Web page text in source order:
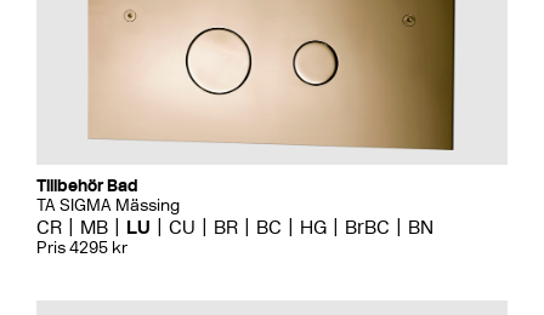
Tillbehör Bad
TA SIGMA Mässing
CR MB LU CU BR BC HG BrBC BN
Pris 4295 kr